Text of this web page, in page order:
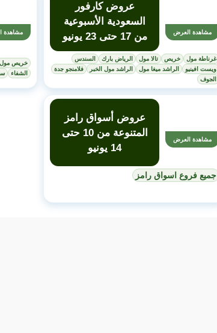
مشاهدة العرض
عروض كارفور
السعودية الأسبوعية
من 17 حتى 23 يونيو
غرناطة مول خريص تالا مول الرياض بارك
السندس
ويست افينيو
الراشد ميغا مول الراشد مول الخبر
فلامنجو جدة
الجوف
مشاهدة
خريص مول
الشفاء
مشاهدة العرض
عروض أسواق رامز
المتنوعة من 10 حتى
14 يونيو
جميع فروع اسواق رامز